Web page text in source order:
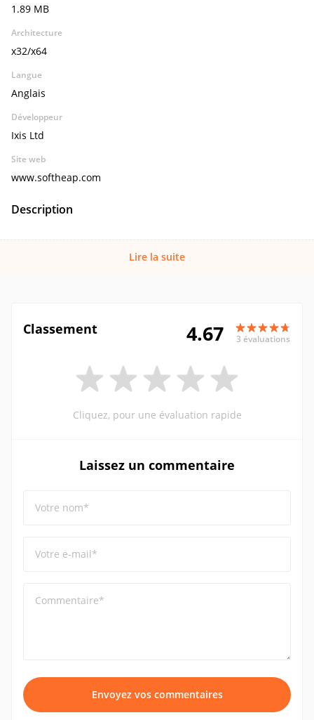
1.89 MB
Architecture
x32/x64
Langue
Anglais
Développeur
Ixis Ltd
Site web
www.softheap.com
Description
Lire la suite
Classement 4.67 3 évaluations
Cliquez, pour une évaluation rapide
Laissez un commentaire
Votre nom*
Votre e-mail*
Commentaire*
Envoyez vos commentaires